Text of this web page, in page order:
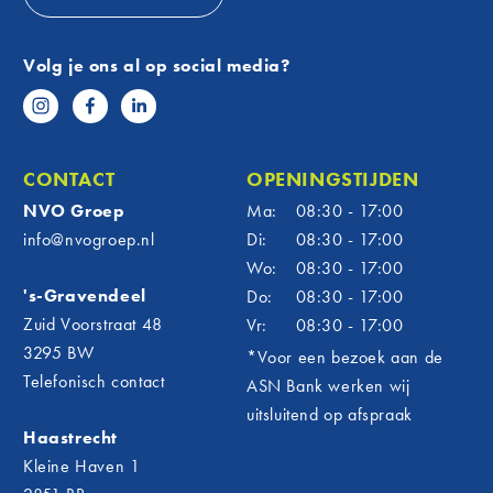
opgeladen.
Onweer bij storm? Trek de
stekkers eruit
Brengt de storm ook onweer met zich mee, trek
stopcontact. Zo voorkomt u schade door
Wat te doen na de storm
Zodra het weer rustig is, kunt u de schade
opnemen en tijdelijke maatregelen treffen:
Controleer uw dak en ramen en dek beschadigde
Zet losliggende dakpannen zo snel mogelijk weer
vast.
Maak dakgoten en afvoeren schoon, zodat
regenwater goed kan weglopen.
Stormschade melden bij uw
feestweek waarin we niet alleen deelnemer en
schermen hebben meegewerkt. Zo voelen we
ons écht verbonden met een evenement dat veel
betekent voor ons dorp.
Volg je ons al op social media?
CONTACT
NVO Groep
info@nvogroep.nl
's-Gravendeel
Zuid Voorstraat 48
3295 BW
Telefonisch contact
Haastrecht
Kleine Haven 1
OPENINGSTIJDEN
Ma:
08:30 - 17:00
Di:
08:30 - 17:00
Wo:
08:30 - 17:00
Do:
08:30 - 17:00
Vr:
08:30 - 17:00
*Voor een bezoek aan de
ASN Bank werken wij
uitsluitend op afspraak